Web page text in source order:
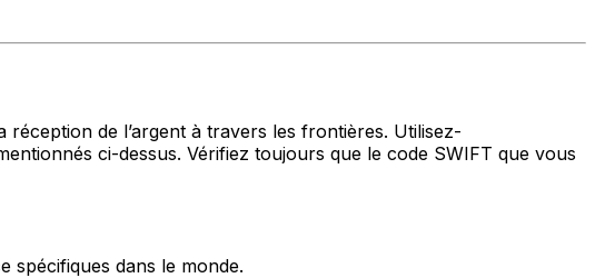
de l’argent à travers les frontières. Utilisez-
ci-dessus. Vérifiez toujours que le code SWIFT que vous
spécifiques dans le monde.